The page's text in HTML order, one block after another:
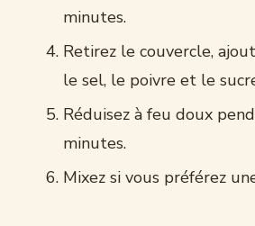
minutes.
Retirez le couvercle,
le sel, le poivre et le
Réduisez à feu doux
minutes.
Mixez si vous préférez